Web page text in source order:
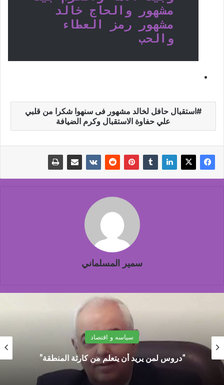
مشهور والحاج خالد
مشهور رمز العطاء
والحب
استقبال حافل لخالد مشهور فى سنهوا شكرا من قلبي
علي حفاوة الاستقبال وكرم الضيافة
سمير المسلماني
سياسه و اقتصاد
علاء سليمان الحديوي: توجيهات فورية من رئيس
البنك الأهلي بتغطية قرى المراكز الثلاثة بماكينات
ATM